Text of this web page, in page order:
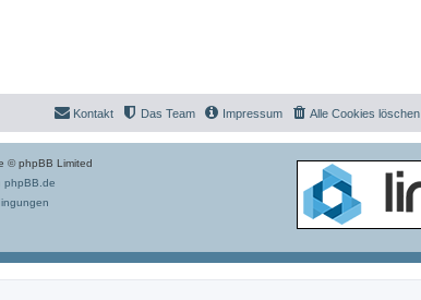
Alle Cookies löschen
Impressum
Das Team
Kontakt
© phpBB Limited
phpBB.de